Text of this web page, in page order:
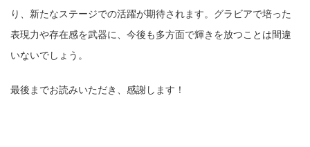
り、新たなステージでの活躍が期待されます。グラビアで培った
表現力や存在感を武器に、今後も多方面で輝きを放つことは間違
いないでしょう。
最後までお読みいただき、感謝します！